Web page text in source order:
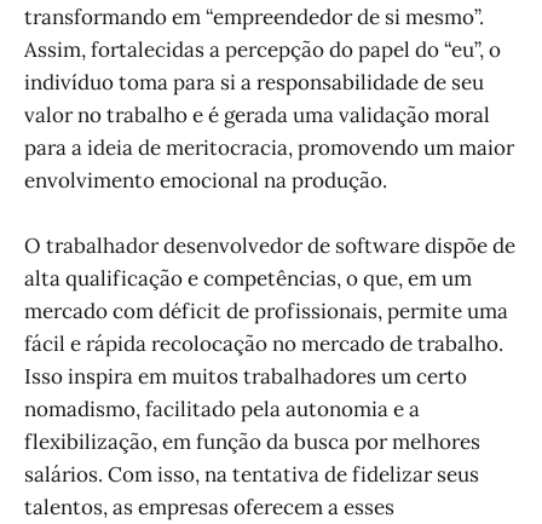
transformando em “empreendedor de si mesmo”.
Assim, fortalecidas a percepção do papel do “eu”, o
indivíduo toma para si a responsabilidade de seu
valor no trabalho e é gerada uma validação moral
para a ideia de meritocracia, promovendo um maior
envolvimento emocional na produção.
O trabalhador desenvolvedor de software dispõe de
alta qualificação e competências, o que, em um
mercado com déficit de profissionais, permite uma
fácil e rápida recolocação no mercado de trabalho.
Isso inspira em muitos trabalhadores um certo
nomadismo, facilitado pela autonomia e a
flexibilização, em função da busca por melhores
salários. Com isso, na tentativa de fidelizar seus
talentos, as empresas oferecem a esses